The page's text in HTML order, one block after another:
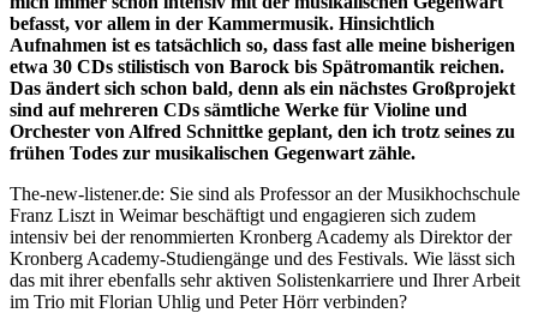
befasst, vor allem in der Kammermusik. Hinsichtlich
Aufnahmen ist es tatsächlich so, dass fast alle meine bisherigen
etwa 30 CDs stilistisch von Barock bis Spätromantik reichen.
Das ändert sich schon bald, denn als ein nächstes Großprojekt
sind auf mehreren CDs sämtliche Werke für Violine und
Orchester von Alfred Schnittke geplant, den ich trotz seines zu
frühen Todes zur musikalischen Gegenwart zähle.
The-new-listener.de: Sie sind als Professor an der Musikhochschule
Franz Liszt in Weimar beschäftigt und engagieren sich zudem
intensiv bei der renommierten Kronberg Academy als Direktor der
Kronberg Academy-Studiengänge und des Festivals. Wie lässt sich
das mit ihrer ebenfalls sehr aktiven Solistenkarriere und Ihrer Arbeit
im Trio mit Florian Uhlig und Peter Hörr verbinden?